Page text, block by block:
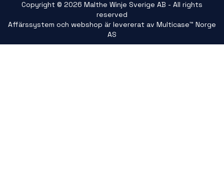
Copyright © 2026 Malthe Winje Sverige AB - All rights
reserved
Affärssystem och webshop är levererat av Multicase™ Norge
AS